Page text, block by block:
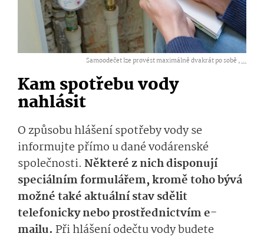
Samoodečet lze provést maximálně dvakrát po sobě ,...
Kam spotřebu vody
nahlásit
O způsobu hlášení spotřeby vody se
informujte přímo u dané vodárenské
společnosti. Některé z nich disponují
speciálním formulářem, kromě toho bývá
možné také aktuální stav sdělit
telefonicky nebo prostřednictvím e-
mailu. Při hlášení odečtu vody budete